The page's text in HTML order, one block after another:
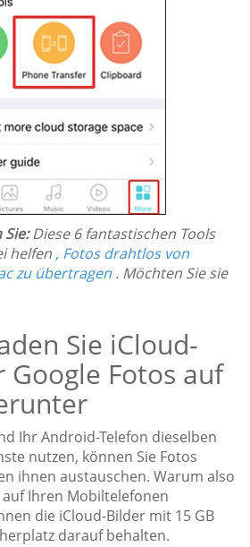
Diese 6 fantastischen Tools
helfen , Fotos drahtlos von
zu übertragen . Möchten Sie sie
Sie iCloud-
Google Fotos auf
Ihr Android-Telefon dieselben
nutzen, können Sie Fotos
ihnen austauschen. Warum also
auf Ihren Mobiltelefonen
die iCloud-Bilder mit 15 GB
darauf behalten.